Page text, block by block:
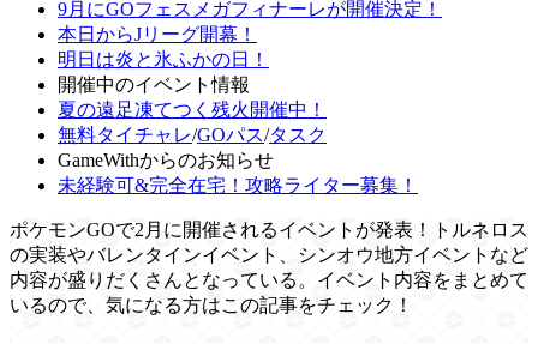
9月にGOフェスメガフィナーレが開催決定！
本日からJリーグ開幕！
明日は炎と氷ふかの日！
開催中のイベント情報
夏の遠足凍てつく残火開催中！
無料タイチャレ/GOパス/タスク
GameWithからのお知らせ
未経験可&完全在宅！攻略ライター募集！
ポケモンGOで2月に開催されるイベントが発表！トルネロス
の実装やバレンタインイベント、シンオウ地方イベントなど
内容が盛りだくさんとなっている。イベント内容をまとめて
いるので、気になる方はこの記事をチェック！